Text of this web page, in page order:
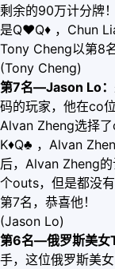
剩余的90万计分牌
是Q♥Q♦ ，Chun
Tony Cheng以第8
(Tony Cheng)
第7名—Jason Lo：
码的玩家，他在co
Alvan Zheng选择
K♦Q♣ ，Alvan
后，Alvan Zheng
个outs，但是都没
第7名，恭喜他！
(Jason Lo)
第6名—俄罗斯美女
手，这位俄罗斯美